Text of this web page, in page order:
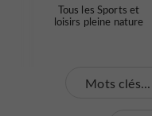
Tous les Sports et
loisirs pleine nature
Mots clés...